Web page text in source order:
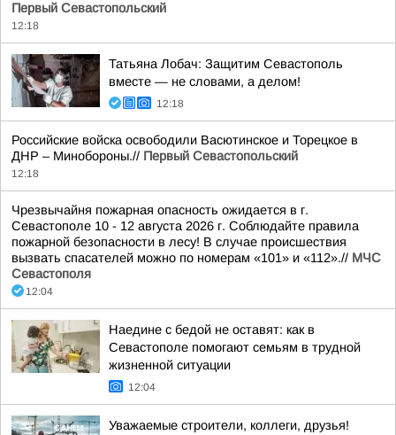
Первый Севастопольский
12:18
Татьяна Лобач: Защитим Севастополь
вместе — не словами, а делом!
12:18
Российские войска освободили Васютинское и Торецкое в
ДНР – Минобороны.// Первый Севастопольский
12:18
Чрезвычайня пожарная опасность ожидается в г.
Севастополе 10 - 12 августа 2026 г. Соблюдайте правила
пожарной безопасности в лесу! В случае происшествия
вызвать спасателей можно по номерам «101» и «112».// МЧС
Севастополя
12:04
Наедине с бедой не оставят: как в
Севастополе помогают семьям в трудной
жизненной ситуации
12:04
Уважаемые строители, коллеги, друзья!